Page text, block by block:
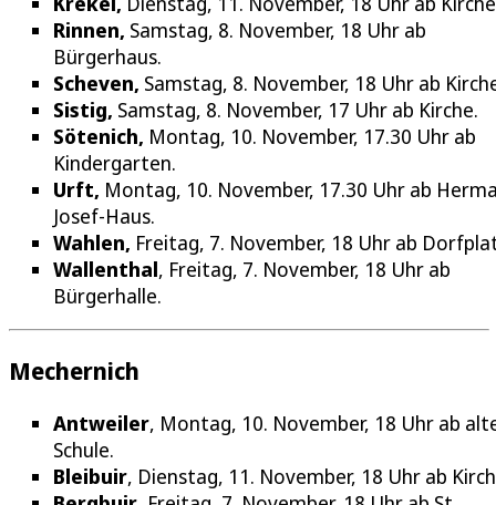
Rinnen, Samstag, 8. November, 18 Uhr ab
Bürgerhaus.
Scheven, Samstag, 8. November, 18 Uhr ab
Sistig, Samstag, 8. November, 17 Uhr ab Kirche.
Sötenich, Montag, 10. November, 17.30 Uhr ab
Kindergarten.
Urft, Montag, 10. November, 17.30 Uhr ab
Josef-Haus.
Wahlen, Freitag, 7. November, 18 Uhr ab
Wallenthal, Freitag, 7. November, 18 Uhr ab
Bürgerhalle.
Mechernich
Antweiler, Montag, 10. November, 18 Uhr ab
Schule.
Bleibuir, Dienstag, 11. November, 18 Uhr ab